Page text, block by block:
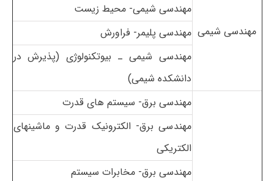
مهندسی شیمی
مهندسی شیمی- محیط زیست
مهندسی پلیمر- فراورش
مهندسی شیمی ـ بیوتکنولوژی (پذیرش در
دانشکده شیمی)
مهندسی برق- سیستم های قدرت
مهندسی برق- الکترونیک قدرت و ماشینهای
الکتریکی
مهندسی برق- مخابرات سیستم